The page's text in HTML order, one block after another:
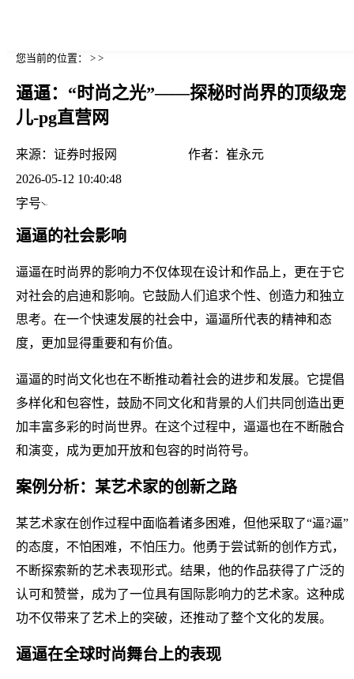
您当前的位置： > >
逼逼：“时尚之光”——探秘时尚界的顶级宠
儿-pg直营网
来源： 证券时报网 作者： 崔永元
2026-05-12 10:40:48
字号
逼逼的社会影响
逼逼在时尚界的影响力不仅体现在设计和作品上，更在于它
对社会的启迪和影响。它鼓励人们追求个性、创造力和独立
思考。在一个快速发展的社会中，逼逼所代表的精神和态
度，更加显得重要和有价值。
逼逼的时尚文化也在不断推动着社会的进步和发展。它提倡
多样化和包容性，鼓励不同文化和背景的人们共同创造出更
加丰富多彩的时尚世界。在这个过程中，逼逼也在不断融合
和演变，成为更加开放和包容的时尚符号。
案例分析：某艺术家的创新之路
某艺术家在创作过程中面临着诸多困难，但他采取了“逼?逼”
的态度，不怕困难，不怕压力。他勇于尝试新的创作方式，
不断探索新的艺术表现形式。结果，他的作品获得了广泛的
认可和赞誉，成为了一位具有国际影响力的艺术家。这种成
功不仅带来了艺术上的突破，还推动了整个文化的发展。
逼逼在全球时尚舞台上的表现